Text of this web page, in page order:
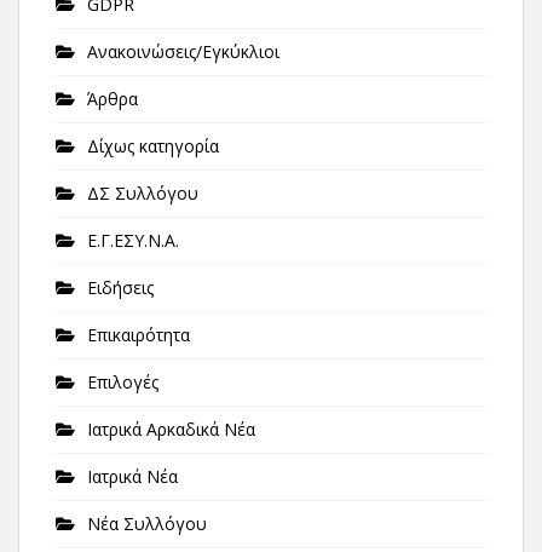
Ανακοινώσεις/Εγκύκλιοι
Άρθρα
Δίχως κατηγορία
ΔΣ Συλλόγου
Ε.Γ.ΕΣΥ.Ν.Α.
Ειδήσεις
Επικαιρότητα
Επιλογές
Ιατρικά Αρκαδικά Νέα
Ιατρικά Νέα
Νέα Συλλόγου